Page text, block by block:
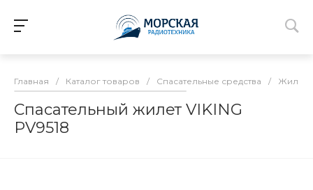
Главная / Каталог товаров / Спасательные средства / Жилеты
Спасательный жилет VIKING
PV9518